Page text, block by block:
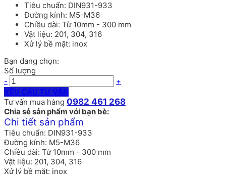
Tiêu chuẩn: DIN931-933
Đường kính: M5-M36
Chiều dài: Từ 10mm - 300 mm
Vật liệu: 201, 304, 316
Xử lý bề mặt: inox
Bạn đang chọn:
Số lượng
-
+
YÊU CẦU TƯ VẤN
Tư vấn mua hàng 0982 461 268
Chia sẻ sản phẩm với bạn bè:
Chi tiết sản phẩm
Tiêu chuẩn: DIN931-933
Đường kính: M5-M36
Chiều dài: Từ 10mm - 300 mm
Vật liệu: 201, 304, 316
Xử lý bề mặt: inox